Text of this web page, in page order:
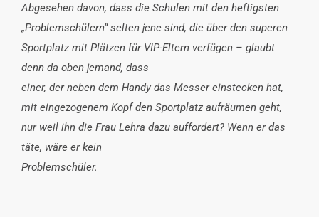
Abgesehen davon, dass die Schulen mit den heftigsten
„Problemschülern“ selten jene sind, die über den superen
Sportplatz mit Plätzen für VIP-Eltern verfügen – glaubt
denn da oben jemand, dass
einer, der neben dem Handy das Messer einstecken hat,
mit eingezogenem Kopf den Sportplatz aufräumen geht,
nur weil ihn die Frau Lehra dazu auffordert? Wenn er das
täte, wäre er kein
Problemschüler.